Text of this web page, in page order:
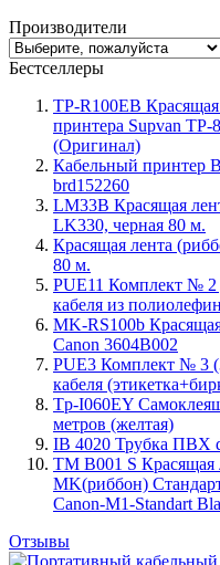
Производители
Бестселлеры
TP-R100EB Красящая
принтера Supvan TP-
(Оригинал)
Кабельный принтер
brd152260
LM33B Красящая
LK330, черная 80 м.
Красящая лента
80 м.
PUE11 Комплект № 2
кабеля из
MK-RS100b
Canon 3604B002
PUE3 Комплект № 3
кабеля
Tp-I060EY
метров (желтая)
IB 4020 Трубка ПВХ
TM B001 S Красящая
MK(риббон)
Canon-M1-Standart
Отзывы